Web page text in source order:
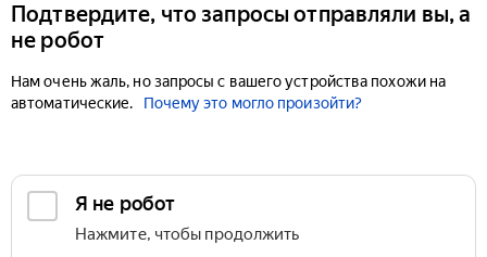
Подтвердите, что запросы отправляли вы, а
не робот
Нам очень жаль, но запросы с вашего устройства похожи на
автоматические.
Почему это могло произойти?